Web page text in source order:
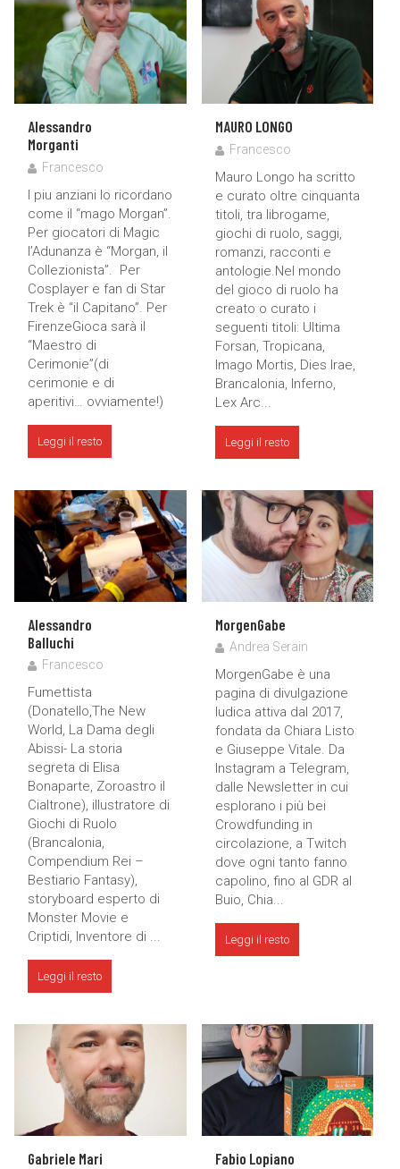
Alessandro
Morganti
Francesco
I piu anziani lo ricordano
come il “mago Morgan”.
Per giocatori di Magic
l’Adunanza è “Morgan, il
Collezionista”. Per
Cosplayer e fan di Star
Trek è “il Capitano”. Per
FirenzeGioca sarà il
“Maestro di
Cerimonie”(di
cerimonie e di
aperitivi… ovviamente!)
Leggi il resto
MAURO LONGO
Francesco
Mauro Longo ha scritto
e curato oltre cinquanta
titoli, tra librogame,
giochi di ruolo, saggi,
romanzi, racconti e
antologie.Nel mondo
del gioco di ruolo ha
creato o curato i
seguenti titoli: Ultima
Forsan, Tropicana,
Imago Mortis, Dies Irae,
Brancalonia, Inferno,
Lex Arc...
Leggi il resto
Alessandro
Balluchi
Francesco
Fumettista
(Donatello,The New
World, La Dama degli
Abissi- La storia
segreta di Elisa
Bonaparte, Zoroastro il
Cialtrone), illustratore di
Giochi di Ruolo
(Brancalonia,
Compendium Rei –
Bestiario Fantasy),
storyboard esperto di
Monster Movie e
Criptidi, Inventore di ...
Leggi il resto
MorgenGabe
Andrea Serain
MorgenGabe è una
pagina di divulgazione
ludica attiva dal 2017,
fondata da Chiara Listo
e Giuseppe Vitale. Da
Instagram a Telegram,
dalle Newsletter in cui
esplorano i più bei
Crowdfunding in
circolazione, a Twitch
dove ogni tanto fanno
capolino, fino al GDR al
Buio, Chia...
Leggi il resto
Gabriele Mari Fabio Lopiano